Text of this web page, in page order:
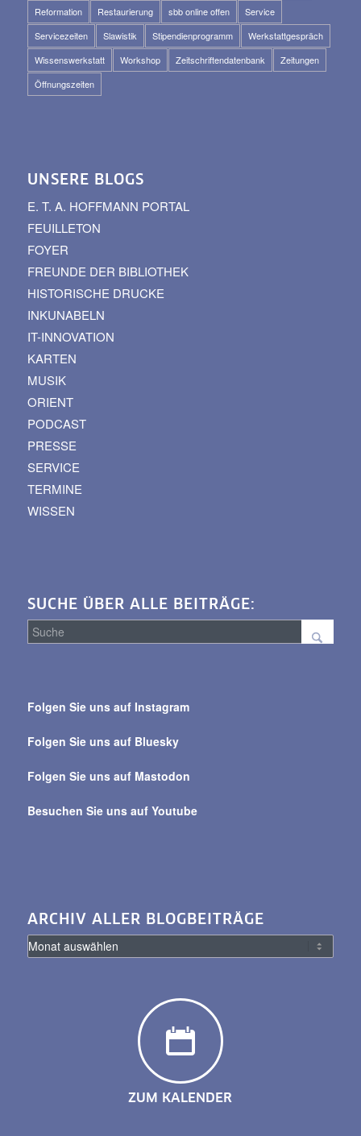
Reformation
Restaurierung sbb online offen
Service
Servicezeiten
Slawistik Stipendienprogramm
Werkstattgespräch
Wissenswerkstatt
Workshop Zeitschriftendatenbank
Zeitungen
Öffnungszeiten
UNSERE BLOGS
E. T. A. HOFFMANN PORTAL
FEUILLETON
FOYER
FREUNDE DER BIBLIOTHEK
HISTORISCHE DRUCKE
INKUNABELN
IT-INNOVATION
KARTEN
MUSIK
ORIENT
PODCAST
PRESSE
SERVICE
TERMINE
WISSEN
SUCHE ÜBER ALLE BEITRÄGE:
alle
Folgen Sie uns auf Instagram
Folgen Sie uns auf Bluesky
Folgen Sie uns auf Mastodon
Besuchen Sie uns auf Youtube
ARCHIV ALLER BLOGBEITRÄGE
ZUM KALENDER